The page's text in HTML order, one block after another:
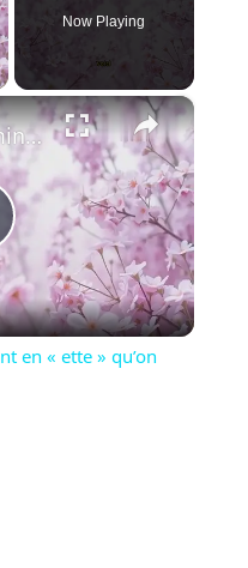
Now Playing
×
20 prénoms féminins finissant en « ette » qu’on adore
en « ette » qu’on